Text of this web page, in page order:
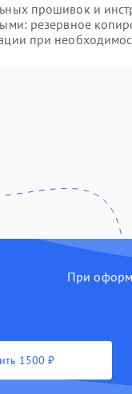
прошивок и
резервное
при
При
1500 ₽